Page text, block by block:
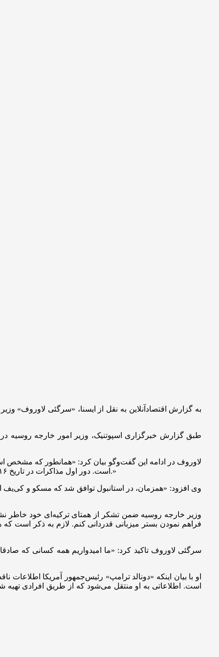
به گزارش اقتصادآنلاین به نقل از ایسنا، «سرگئی لاوروف»
طبق گزارش خبرگزاری اسپوتنیک، وزیر امور خارجه روسیه
لاوروف در ادامه این گفت‌وگو بیان کرد: «همانطور که مشخص
است. دور اول مذاکرات در تاریخ ۱۶ مه سال جاری در استانبول برگزار شد. طبق توافقات حاصل‌شده در این نشست، تبادل اسرا در قالب ۱۰۰۰ در برابر ۱۰۰۰ نفر نیز انجام شد.»
وی افزود: «همزمان، در استانبول توافق شد که مسکو و کی‌یف
وزیر خارجه روسیه ضمن تشکر از همتای ترکیه‌ای خود خاطر
فراهم نمودن بستر میزبانی قدردانی کنم. لازم به ذکر است
سرگئی لاوروف تاکید کرد: «ما امیدواریم همه کسانی که
او با بیان اینکه «دونالد ترامپ» رئیس‌جمهور آمریکا
است. اطلاعاتی به او منتقل می‌شود که از طریق افرادی تهیه